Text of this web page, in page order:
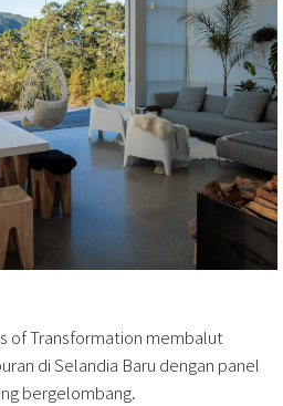
of Transformation membalut
di Selandia Baru dengan panel
bergelombang.